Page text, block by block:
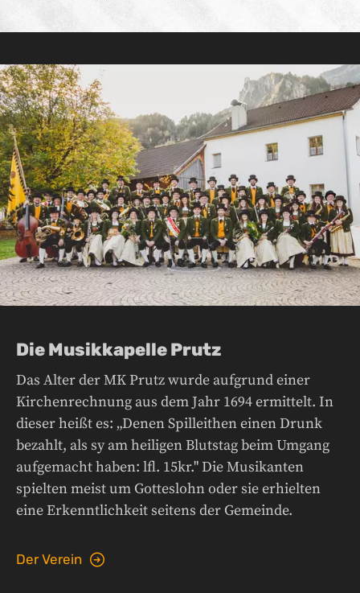
Die Musikkapelle Prutz
Das Alter der MK Prutz wurde aufgrund einer
Kirchenrechnung aus dem Jahr 1694 ermittelt. In
dieser heißt es: „Denen Spilleithen einen Drunk
bezahlt, als sy am heiligen Blutstag beim Umgang
aufgemacht haben: lfl. 15kr." Die Musikanten
spielten meist um Gotteslohn oder sie erhielten
eine Erkenntlichkeit seitens der Gemeinde.
Der Verein